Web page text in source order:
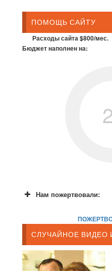
ПОМОЩЬ САЙТУ
Расходы сайта $800/мес.
Бюджет наполнен на:
2
Нам пожертвовали:
СЛУЧАЙНОЕ ВИДЕО